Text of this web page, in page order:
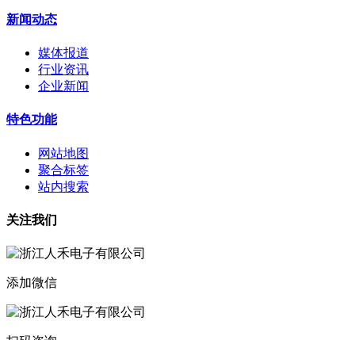
新闻动态
媒体报道
行业资讯
企业新闻
特色功能
网站地图
聚合标签
站内搜索
关注我们
添加微信